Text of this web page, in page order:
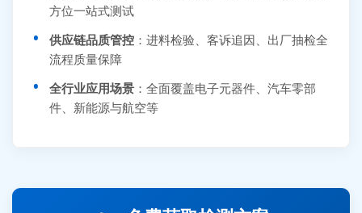
方位一站式测试
供应链品质管控 ：进料检验、客诉追因、出厂抽检全
流程质量保障
全行业应用场景 ：全面覆盖电子元器件、汽车零部
件、新能源与航空等
李女士 159****5393 3分钟前提交可靠性测试需求